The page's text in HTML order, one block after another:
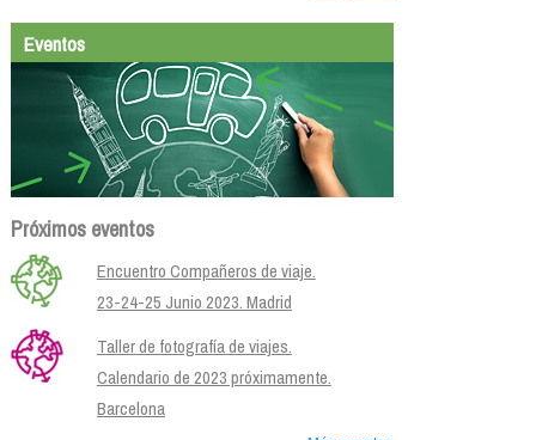
Eventos
Próximos eventos
Encuentro Compañeros de viaje.
23-24-25 Junio 2023. Madrid
Taller de fotografía de viajes.
Calendario de 2023 próximamente.
Barcelona